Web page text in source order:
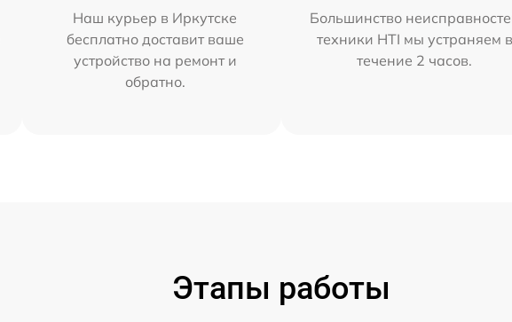
Наш курьер в Иркутске
бесплатно доставит ваше
устройство на ремонт и
обратно.
Большинство
техники HTI мы устраняем в
течение 2 часов.
Этапы работы